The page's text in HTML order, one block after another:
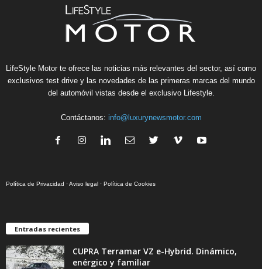
LifeStyle Motor te ofrece las noticias más relevantes del sector, así como
exclusivos test drive y las novedades de las primeras marcas del mundo
del automóvil vistas desde el exclusivo Lifestyle.
Contáctanos: info@luxurynewsmotor.com
Política de Privacidad ·Aviso legal · Política de Cookies
Entradas recientes
CUPRA Terramar VZ e-Hybrid. Dinámico,
enérgico y familiar